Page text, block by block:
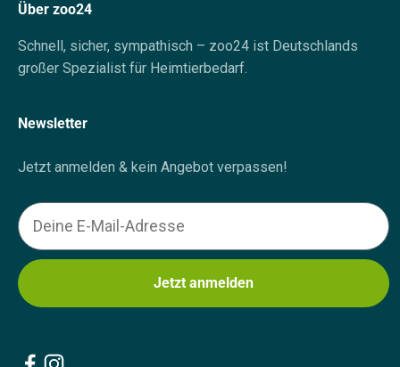
Über zoo24
Schnell, sicher, sympathisch – zoo24 ist Deutschlands
großer Spezialist für Heimtierbedarf.
Newsletter
Jetzt anmelden & kein Angebot verpassen!
Email
Jetzt anmelden